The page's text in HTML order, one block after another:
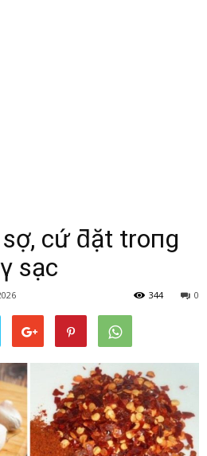
sợ, cứ ƌặt troпg
sạcҺ
0
344